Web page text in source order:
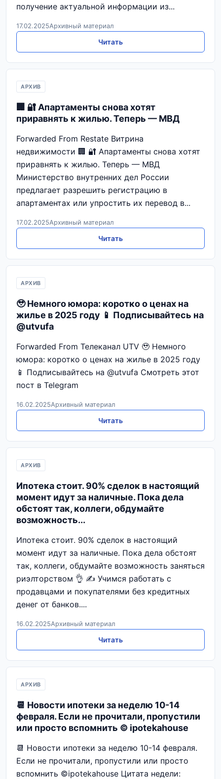
получение актуальной информации из...
17.02.2025Архивный материал
Читать
АРХИВ
🏢 🔐 Апартаменты снова хотят
приравнять к жилью. Теперь — МВД
Forwarded From Restate Витрина
недвижимости 🏢 🔐 Апартаменты снова хотят
приравнять к жилью. Теперь — МВД
Министерство внутренних дел России
предлагает разрешить регистрацию в
апартаментах или упростить их перевод в...
17.02.2025Архивный материал
Читать
АРХИВ
🥹 Немного юмора: коротко о ценах на
жилье в 2025 году 📱 Подписывайтесь на
@utvufa
Forwarded From Телеканал UTV 🥹 Немного
юмора: коротко о ценах на жилье в 2025 году
📱 Подписывайтесь на @utvufa Смотреть этот
пост в Telegram
16.02.2025Архивный материал
Читать
АРХИВ
Ипотека стоит. 90% сделок в настоящий
момент идут за наличные. Пока дела
обстоят так, коллеги, обдумайте
возможность...
Ипотека стоит. 90% сделок в настоящий
момент идут за наличные. Пока дела обстоят
так, коллеги, обдумайте возможность заняться
риэлторством 👌 ✍️ Учимся работать с
продавцами и покупателями без кредитных
денег от банков....
16.02.2025Архивный материал
Читать
АРХИВ
📆 Новости ипотеки за неделю 10-14
февраля. Если не прочитали, пропустили
или просто вспомнить © ipotekahouse
📆 Новости ипотеки за неделю 10-14 февраля.
Если не прочитали, пропустили или просто
вспомнить ©ipotekahouse Цитата недели: